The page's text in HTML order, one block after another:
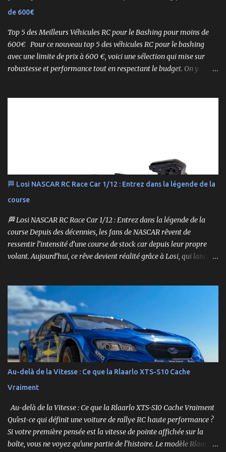
assemblé Moteur thermique KE21SP avec lanceur manuel
Électronique installée Carrosserie peinte et décorée Radio à volant
de 600€
Top 5 des Meilleurs Véhicules RC pour le Bashing pour moins de
600€ Pour ce nouveau top 5 des véhicules RC pour le bashing
avec une limite de prix à 600 €, voici une sélection qui mise sur
robustesse et performance tout en respectant le budget. On y
🏁 Losi NASCAR RC Race Car 1/12 : Entrez dans la légende de la
course
🏁 Losi NASCAR RC Race Car 1/12 : Entrez dans la légende de la
course Depuis des décennies, les fans de NASCAR rêvent de
ressentir l’intensité d’une course de stock car depuis leur propre
volant. Aujourd’hui, ce rêve devient réalité grâce à Losi, qui lance
foncer sur n’importe quelle surface plate. Voici le Losi NASCAR RC
Race Car , dans sa version Ryan Blaney No. 12 Advance Auto Parts
Ford Mustang RTR 2025 .
Au-delà de la Vitesse : Ce que la Rlaarlo XTS-S10 Cache
Vraiment
Au-delà de la Vitesse : Ce que la Rlaarlo XTS-S10 Cache Vraiment
Qu'est-ce qui définit une voiture de rallye RC haute performance ?
Si votre première pensée est la vitesse de pointe affichée sur la
boîte, vous ne voyez qu'une partie de l'histoire. Le modèle Rlaarlo